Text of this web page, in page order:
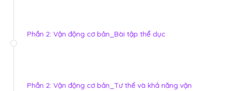
Phần 2: Vận động cơ bản_Bài tập thể dục
Phần 2: Vận động cơ bản_Tư thế và khả năng vận